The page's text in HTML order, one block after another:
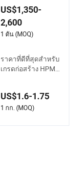
นืดสูงเพื่อการใช้งาน
ที่ง่าย
US$1,350-
2,600
1 ตัน (MOQ)
ราคาที่ดีที่สุดสำหรับ
เกรดก่อสร้าง HPMC
งปูนฉาบผนังคุณภา
พสูงตัวช่วยในการ
US$1.6-1.75
1 กก. (MOQ)